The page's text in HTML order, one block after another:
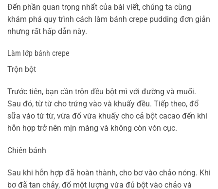
Đến phần quan trọng nhất của bài viết, chúng ta cùng
khám phá quy trình cách làm bánh crepe pudding đơn giản
nhưng rất hấp dẫn này.
Làm lớp bánh crepe
Trộn bột
Trước tiên, bạn cần trộn đều bột mì với đường và muối.
Sau đó, từ từ cho trứng vào và khuấy đều. Tiếp theo, đổ
sữa vào từ từ, vừa đổ vừa khuấy cho cả bột cacao đến khi
hỗn hợp trở nên mịn màng và không còn vón cục.
Chiên bánh
Sau khi hỗn hợp đã hoàn thành, cho bơ vào chảo nóng. Khi
bơ đã tan chảy, đổ một lượng vừa đủ bột vào chảo và